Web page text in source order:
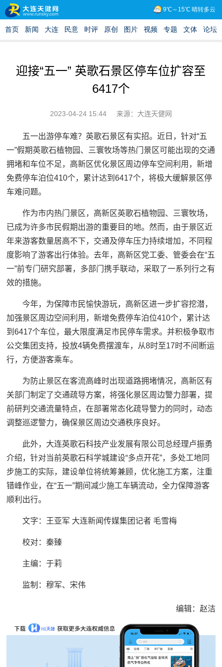
迎接“五一” 英歌石景区停车位扩容至
6417个
2023-04-24 15:44 来源：大连天健网
五一出游停车难？英歌石景区有实招。近日，针对“五
一”假期英歌石植物园、三寰牧场等热门景区可能出现的交通
拥堵和车位不足，高新区优化景区周边停车空间利用，新增
免费停车泊位410个，累计达到6417个，将极大缓解景区停
车难问题。
作为市内热门景区，高新区英歌石植物园、三寰牧场，
已成为许多市民假期出游的重要目的地。然而，由于景区近
年来游客数量居高不下，交通及停车压力持续增加，不同程
度影响了游客出行体验。去年，高新区党工委、管委会在“五
一”前专门研究部署，多部门携手联动，采取了一系列行之有
效的措施。
今年，为保障市民愉快游玩，高新区进一步扩容挖潜，
加强景区周边空间利用，新增免费停车泊位410个，累计达
到6417个车位，最大限度满足市民停车需求。并积极争取市
公交集团支持，投放4辆免费摆渡车，从8时至17时不间断运
行，方便游客乘车。
为防止景区在客流高峰时出现道路拥堵情况，高新区有
关部门制定了交通疏导方案，将强化景区周边警力部署，提
前研判交通流量特点，在部署常态化疏导警力的同时，动态
调整巡逻警力，确保景区周边交通秩序良好。
此外，大连英歌石科技产业发展有限公司总经理卢振勇
介绍，针对当前英歌石科学城建设“多点开花”，多处工地同
步施工的实际，建设单位将统筹兼顾，优化施工方案，注重
错峰作业，在“五一”期间减少施工车辆流动，全力保障游客
顺利出行。
文字：王亚军 大连新闻传媒集团记者 毛雪梅
校对：秦臻
主编：于莉‍‍‍
监制：穆军、宋伟
编辑：赵洁